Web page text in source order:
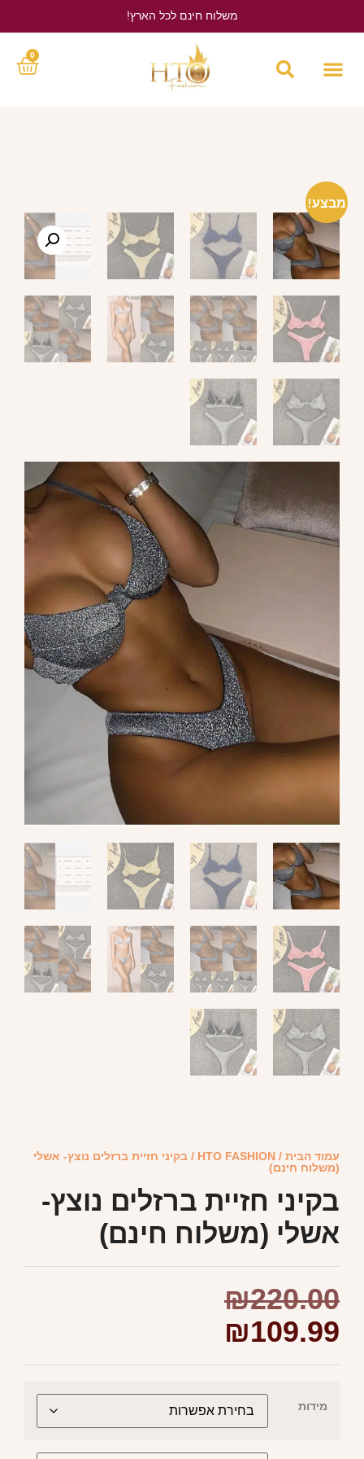
משלוח חינם לכל הארץ!
0
מבצע!
עמוד הבית /
HTO FASHION / בקיני חזיית ברזלים נוצץ- אשלי
(משלוח חינם)
בקיני חזיית ברזלים נוצץ-
אשלי (משלוח חינם)
₪220.00
₪109.99
מידות